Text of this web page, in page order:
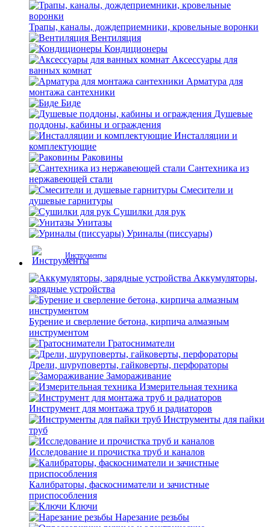
Трапы, каналы, дождеприемники, кровельные воронки
Вентиляция
Кондиционеры
Аксессуары для
ванных комнат
Арматура для
монтажа сантехники
Биде
Душевые
поддоны, кабины и ограждения
Инсталляции и
комплектующие
Раковины
Сантехника из
нержавеющей стали
Смесители и
душевые гарнитуры
Сушилки для рук
Унитазы
Уриналы (писсуары)
Инструменты
Аккумуляторы,
зарядные устройства
Бурение и сверление бетона, кирпича алмазным
инструментом
Гратосниматели
Дрели, шуруповерты, гайковерты, перфораторы
Замораживание
Измерительная техника
Инструмент для монтажа труб и радиаторов
Инструменты для пайки
труб
Исследование и прочистка труб и каналов
Калибраторы, фаскосниматели и зачистные
приспособления
Ключи
Нарезание резьбы